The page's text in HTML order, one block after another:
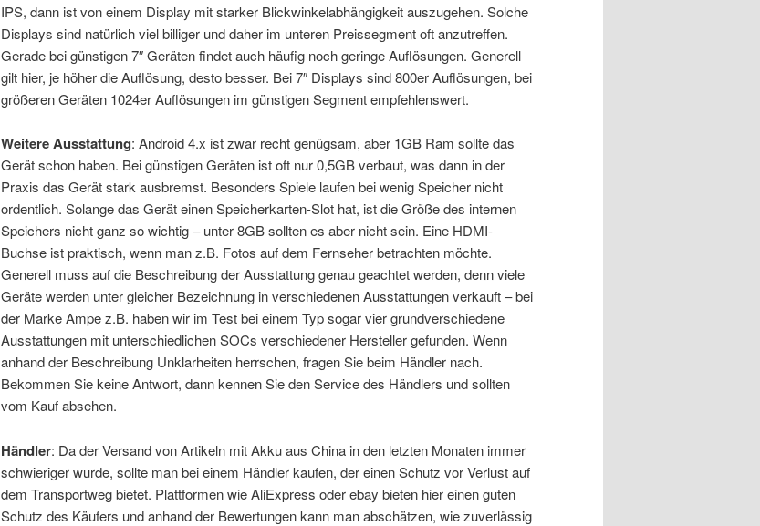
IPS, dann ist von einem Display mit starker Blickwinkelabhängigkeit auszugehen. Solche
Displays sind natürlich viel billiger und daher im unteren Preissegment oft anzutreffen.
Gerade bei günstigen 7″ Geräten findet auch häufig noch geringe Auflösungen. Generell
gilt hier, je höher die Auflösung, desto besser. Bei 7″ Displays sind 800er Auflösungen, bei
größeren Geräten 1024er Auflösungen im günstigen Segment empfehlenswert.
Weitere Ausstattung: Android 4.x ist zwar recht genügsam, aber 1GB Ram sollte das
Gerät schon haben. Bei günstigen Geräten ist oft nur 0,5GB verbaut, was dann in der
Praxis das Gerät stark ausbremst. Besonders Spiele laufen bei wenig Speicher nicht
ordentlich. Solange das Gerät einen Speicherkarten-Slot hat, ist die Größe des internen
Speichers nicht ganz so wichtig – unter 8GB sollten es aber nicht sein. Eine HDMI-
Buchse ist praktisch, wenn man z.B. Fotos auf dem Fernseher betrachten möchte.
Generell muss auf die Beschreibung der Ausstattung genau geachtet werden, denn viele
Geräte werden unter gleicher Bezeichnung in verschiedenen Ausstattungen verkauft – bei
der Marke Ampe z.B. haben wir im Test bei einem Typ sogar vier grundverschiedene
Ausstattungen mit unterschiedlichen SOCs verschiedener Hersteller gefunden. Wenn
anhand der Beschreibung Unklarheiten herrschen, fragen Sie beim Händler nach.
Bekommen Sie keine Antwort, dann kennen Sie den Service des Händlers und sollten
vom Kauf absehen.
Händler: Da der Versand von Artikeln mit Akku aus China in den letzten Monaten immer
schwieriger wurde, sollte man bei einem Händler kaufen, der einen Schutz vor Verlust auf
dem Transportweg bietet. Plattformen wie AliExpress oder ebay bieten hier einen guten
Schutz des Käufers und anhand der Bewertungen kann man abschätzen, wie zuverlässig